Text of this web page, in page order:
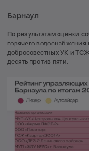
Барнаул
По результатам оценки
горячего водоснабжения
добросовестных УК и
десять против пяти.